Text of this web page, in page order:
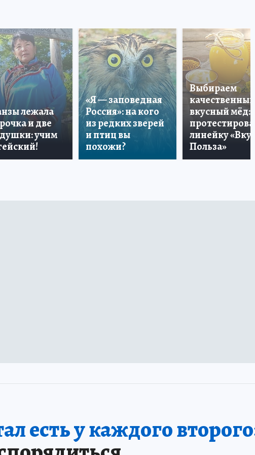
лежала
и две
учим
«Я — заповедная
Россия»: на кого
из редких зверей
и птиц вы
похожи?
Выбираем
качественный
вкусный мёд:
линейку «Вкус
Польза»
есть у каждого